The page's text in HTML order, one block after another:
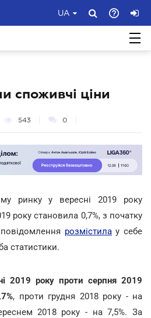
UA
споживчі ціни
543 0
ринку у вересні 2019 року
року становила 0,7%, з початку
розмістилау себе
статистики.
2019 року проти серпня 2019
, проти грудня 2018 року - на
2018 року - на 7,5%. За